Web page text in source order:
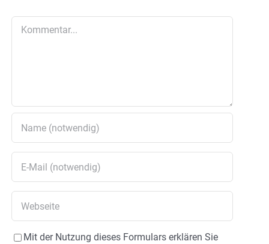
Mit der Nutzung dieses Formulars erklären Sie